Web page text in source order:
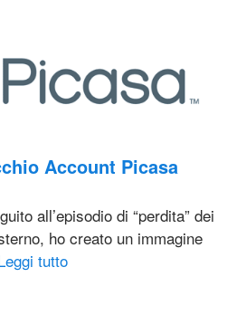
Account Picasa
all’episodio di “perdita” dei
ho creato un immagine
tutto